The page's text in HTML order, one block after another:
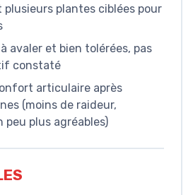
plantes ciblées pour
avaler et bien tolérées, pas
constaté
articulaire après
(moins de raideur,
peu plus agréables)